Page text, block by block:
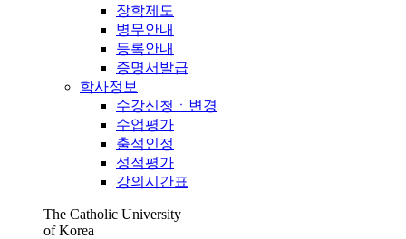
장학제도
병무안내
등록안내
증명서발급
학사정보
수강신청ㆍ변경
수업평가
출석인정
성적평가
강의시간표
The Catholic University
of Korea